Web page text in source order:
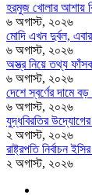
হরমুজ খোলার আশায়
৬ অগাস্ট, ২০২৬
মোদি এখন দুর্বল,
৬ অগাস্ট, ২০২৬
অস্ত্র নিয়ে তথ্য
৬ অগাস্ট, ২০২৬
দেশে স্বর্ণের দামে
৬ অগাস্ট, ২০২৬
যুদ্ধবিরতির
২ অগাস্ট, ২০২৬
রাষ্ট্রপতি নির্বাচন
২ অগাস্ট, ২০২৬